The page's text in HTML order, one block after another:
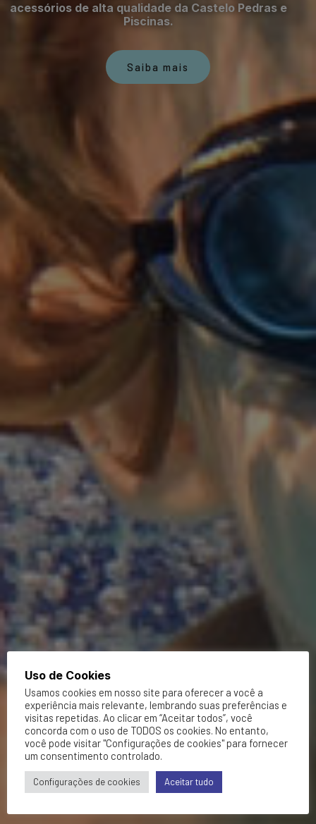
acessórios de alta qualidade da Castelo Pedras e
Piscinas.
Saiba mais
Uso de Cookies
Usamos cookies em nosso site para oferecer a você a
experiência mais relevante, lembrando suas preferências e
visitas repetidas. Ao clicar em “Aceitar todos”, você
concorda com o uso de TODOS os cookies. No entanto,
você pode visitar "Configurações de cookies" para fornecer
um consentimento controlado.
Configurações de cookies Aceitar tudo